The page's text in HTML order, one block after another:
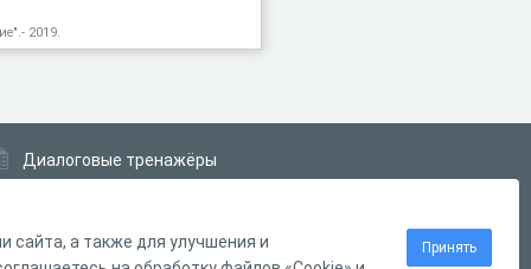
2019.
Диалоговые тренажёры
Система Дистанционного Обучения
сайта, а также для улучшения и
Принять